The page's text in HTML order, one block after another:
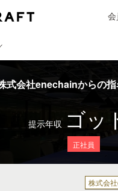
式会社enechainからの指
提示年収 ゴッ
正社員
株式会